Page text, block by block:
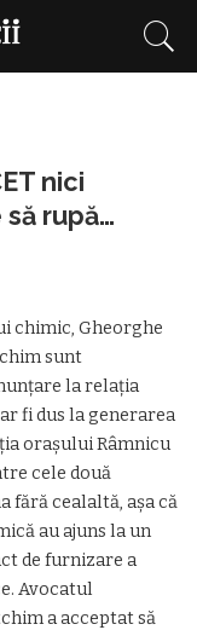
nici
rupă
chimic, Gheorghe
sunt
la relaţia
fi dus la generarea
oraşului Râmnicu
cele două
fără cealaltă, aşa că
au ajuns la un
de furnizare a
Avocatul
a acceptat să